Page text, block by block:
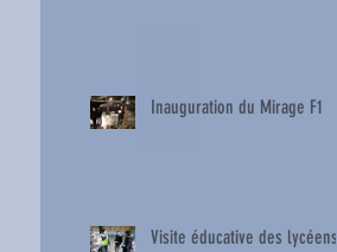
Inauguration du Mirage F1
Visite éducative des lycéens